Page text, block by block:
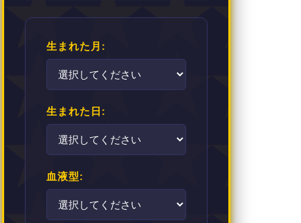
生まれた月:
生まれた日:
血液型: